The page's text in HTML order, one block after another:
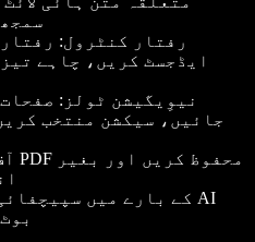
رفتار کنٹرول:
ایڈجسٹ کریں، چاہے
نیوِیگیشن ٹولز :
جائیں، سیکشن منتخب